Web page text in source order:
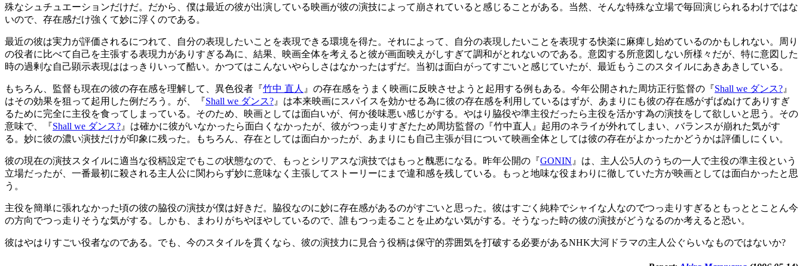
殊なシュチュエーションだけだ。だから、僕は最近の彼が出演している映画が彼の演技によって崩されていると感じることがある。当然、そんな特殊な立場で毎回演じられるわけではな
いので、存在感だけ強くて妙に浮くのである。
最近の彼は実力が評価されるにつれて、自分の表現したいことを表現できる環境を得た。それによって、自分の表現したいことを表現する快楽に麻痺し始めているのかもしれない。周り
の役者に比べて自己を主張する表現力がありすぎる為に、結果、映画全体を考えると彼が画面映えがしすぎて調和がとれないのである。意図する所意図しない所様々だが、特に意図した
時の過剰な自己顕示表現ははっきりいって酷い。かつてはこんないやらしさはなかったはずだ。当初は面白がってすごいと感じていたが、最近もうこのスタイルにあきあきしている。
もちろん、監督も現在の彼の存在感を理解して、異色役者『竹中 直人 』の存在感をうまく映画に反映させようと起用する例もある。今年公開された周坊正行監督の『Shall we ダンス? 』
はその効果を狙って起用した例だろう。が、『Shall we ダンス? 』は本来映画にスパイスを効かせる為に彼の存在感を利用しているはずが、あまりにも彼の存在感がずばぬけてありすぎ
るために完全に主役を食ってしまっている。そのため、映画としては面白いが、何か後味悪い感じがする。やはり脇役や準主役だったら主役を活かす為の演技をして欲しいと思う。その
意味で、『Shall we ダンス? 』は確かに彼がいなかったら面白くなかったが、彼がつっ走りすぎたため周坊監督の『竹中直人』起用のネライが外れてしまい、バランスが崩れた気がす
る。妙に彼の濃い演技だけが印象に残った。もちろん、存在としては面白かったが、あまりにも自己主張が目について映画全体としては彼の存在がよかったかどうかは評価しにくい。
彼の現在の演技スタイルに適当な役柄設定でもこの状態なので、もっとシリアスな演技ではもっと醜悪になる。昨年公開の『GONIN 』は、主人公5人のうちの一人で主役の準主役という
立場だったが、一番最初に殺される主人公に関わらず妙に意味なく主張してストーリーにまで違和感を残している。もっと地味な役まわりに徹していた方が映画としては面白かったと思
う。
主役を簡単に張れなかった頃の彼の脇役の演技が僕は好きだ。脇役なのに妙に存在感があるのがすごいと思った。彼はすごく純粋でシャイな人なのでつっ走りすぎるともっととことん今
の方向でつっ走りそうな気がする。しかも、まわりがちやほやしているので、誰もつっ走ることを止めない気がする。そうなった時の彼の演技がどうなるのか考えると恐い。
彼はやはりすごい役者なのである。でも、今のスタイルを貫くなら、彼の演技力に見合う役柄は保守的雰囲気を打破する必要があるNHK大河ドラマの主人公ぐらいなものではないか?